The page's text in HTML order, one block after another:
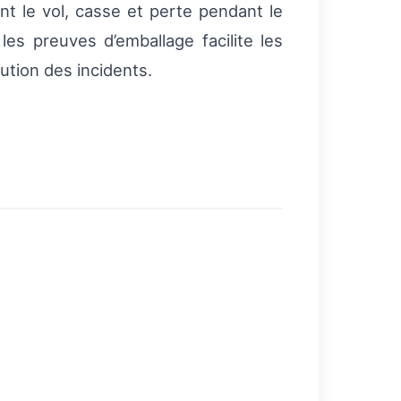
le vol, casse et perte pendant le
preuves d’emballage facilite les
des incidents.